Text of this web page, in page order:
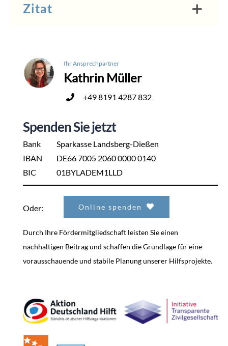
Zitat
Ihr Ansprechpartner
Kathrin Müller
+49 8191 4287 832
Spenden Sie jetzt
Bank
IBAN
BIC
Sparkasse Landsberg-Dießen
DE66 7005 2060 0000 0140
01BYLADEM1LLD
Oder: Online spenden
Durch Ihre Fördermitgliedschaft leisten Sie einen
nachhaltigen Beitrag und schaffen die Grundlage für eine
vorausschauende und stabile Planung unserer Hilfsprojekte.